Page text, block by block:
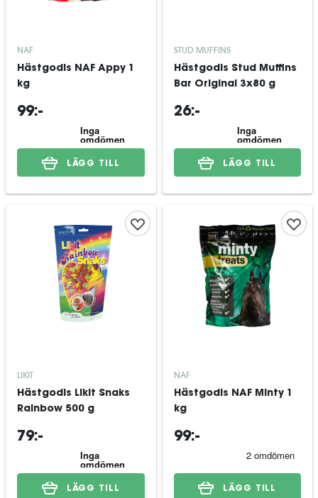
NAF
Hästgodis NAF Appy 1
kg
99:-
LÄGG TILL
STUD MUFFINS
Hästgodis Stud Muffins
Bar Original 3x80 g
26:-
LÄGG TILL
LIKIT
Hästgodis Likit Snaks
Rainbow 500 g
79:-
LÄGG TILL
NAF
Hästgodis NAF Minty 1
kg
99:-
LÄGG TILL